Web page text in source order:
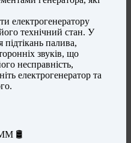
електрогенератору
технічний стан. У
підтікань палива,
звуків, що
несправність,
електрогенератор та
🛢️